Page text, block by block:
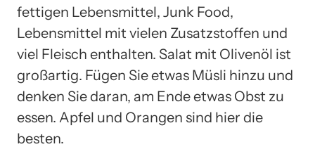
fettigen Lebensmittel, Junk Food,
Lebensmittel mit vielen Zusatzstoffen und
viel Fleisch enthalten. Salat mit Olivenöl ist
großartig. Fügen Sie etwas Müsli hinzu und
denken Sie daran, am Ende etwas Obst zu
essen. Apfel und Orangen sind hier die
besten.